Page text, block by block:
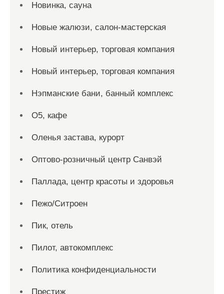
Новинка, сауна
Новые жалюзи, салон-мастерская
Новый интерьер, торговая компания
Новый интерьер, торговая компания
Нэпманские бани, банный комплекс
О5, кафе
Оленья застава, курорт
Оптово-розничный центр Санвэй
Паллада, центр красоты и здоровья
Пежо/Ситроен
Пик, отель
Пилот, автокомплекс
Политика конфиденциальности
Престиж